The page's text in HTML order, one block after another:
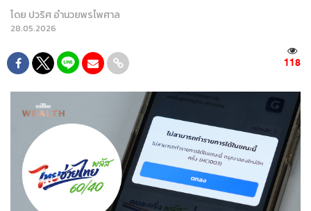
โดย ปวริศ อำนวยพรไพศาล
28.05.2026
118